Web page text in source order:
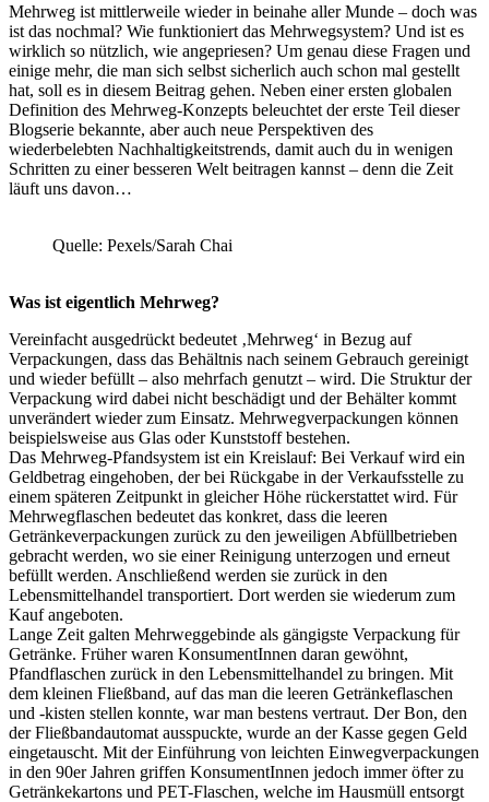
Mehrweg ist mittlerweile wieder in beinahe aller Munde – doch was
ist das nochmal? Wie funktioniert das Mehrwegsystem? Und ist es
wirklich so nützlich, wie angepriesen? Um genau diese Fragen und
einige mehr, die man sich selbst sicherlich auch schon mal gestellt
hat, soll es in diesem Beitrag gehen. Neben einer ersten globalen
Definition des Mehrweg-Konzepts beleuchtet der erste Teil dieser
Blogserie bekannte, aber auch neue Perspektiven des
wiederbelebten Nachhaltigkeitstrends, damit auch du in wenigen
Schritten zu einer besseren Welt beitragen kannst – denn die Zeit
läuft uns davon…
Quelle: Pexels/Sarah Chai
Was ist eigentlich Mehrweg?
Vereinfacht ausgedrückt bedeutet ‚Mehrweg‘ in Bezug auf
Verpackungen, dass das Behältnis nach seinem Gebrauch gereinigt
und wieder befüllt – also mehrfach genutzt – wird. Die Struktur der
Verpackung wird dabei nicht beschädigt und der Behälter kommt
unverändert wieder zum Einsatz. Mehrwegverpackungen können
beispielsweise aus Glas oder Kunststoff bestehen.
Das Mehrweg-Pfandsystem ist ein Kreislauf: Bei Verkauf wird ein
Geldbetrag eingehoben, der bei Rückgabe in der Verkaufsstelle zu
einem späteren Zeitpunkt in gleicher Höhe rückerstattet wird. Für
Mehrwegflaschen bedeutet das konkret, dass die leeren
Getränkeverpackungen zurück zu den jeweiligen Abfüllbetrieben
gebracht werden, wo sie einer Reinigung unterzogen und erneut
befüllt werden. Anschließend werden sie zurück in den
Lebensmittelhandel transportiert. Dort werden sie wiederum zum
Kauf angeboten.
Lange Zeit galten Mehrweggebinde als gängigste Verpackung für
Getränke. Früher waren KonsumentInnen daran gewöhnt,
Pfandflaschen zurück in den Lebensmittelhandel zu bringen. Mit
dem kleinen Fließband, auf das man die leeren Getränkeflaschen
und -kisten stellen konnte, war man bestens vertraut. Der Bon, den
der Fließbandautomat ausspuckte, wurde an der Kasse gegen Geld
eingetauscht. Mit der Einführung von leichten Einwegverpackungen
in den 90er Jahren griffen KonsumentInnen jedoch immer öfter zu
Getränkekartons und PET-Flaschen, welche im Hausmüll entsorgt